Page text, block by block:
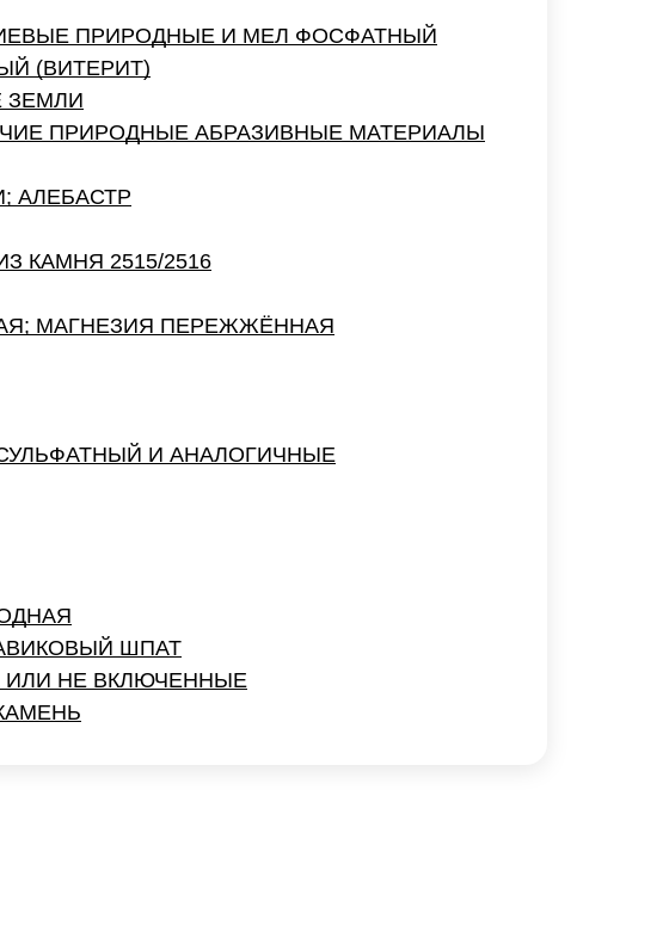
ПРИРОДНЫЕ И МЕЛ ФОСФАТНЫЙ
(ВИТЕРИТ)
ЗЕМЛИ
ПРИРОДНЫЕ АБРАЗИВНЫЕ МАТЕРИАЛЫ
АЛЕБАСТР
КАМНЯ 2515/2516
МАГНЕЗИЯ ПЕРЕЖЖЁННАЯ
И АНАЛОГИЧНЫЕ
ШПАТ
НЕ ВКЛЮЧЕННЫЕ